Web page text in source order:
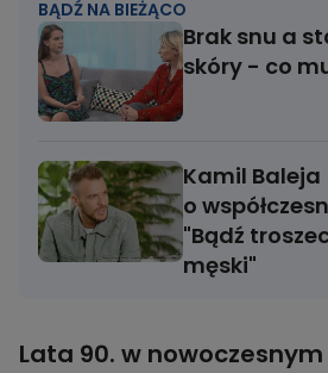
BĄDŹ NA BIEŻĄCO
Brak snu a
skóry - co
Kamil Baleja
o
"Bądź
męski"
Lata 90. w